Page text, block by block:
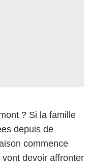
? Si la famille
depuis de
commence
vont devoir affronter